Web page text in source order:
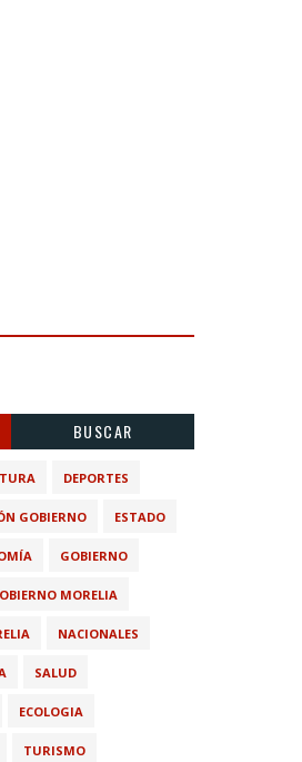
BUSCAR
DEPORTES
GOBIERNO ESTADO
GOBIERNO
MORELIA
NACIONALES
SALUD
ECOLOGIA
TURISMO